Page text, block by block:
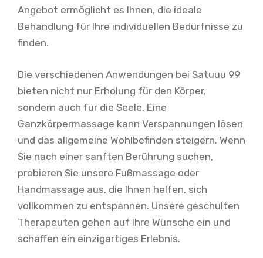
Angebot ermöglicht es Ihnen, die ideale
Behandlung für Ihre individuellen Bedürfnisse zu
finden.
Die verschiedenen Anwendungen bei Satuuu 99
bieten nicht nur Erholung für den Körper,
sondern auch für die Seele. Eine
Ganzkörpermassage kann Verspannungen lösen
und das allgemeine Wohlbefinden steigern. Wenn
Sie nach einer sanften Berührung suchen,
probieren Sie unsere Fußmassage oder
Handmassage aus, die Ihnen helfen, sich
vollkommen zu entspannen. Unsere geschulten
Therapeuten gehen auf Ihre Wünsche ein und
schaffen ein einzigartiges Erlebnis.